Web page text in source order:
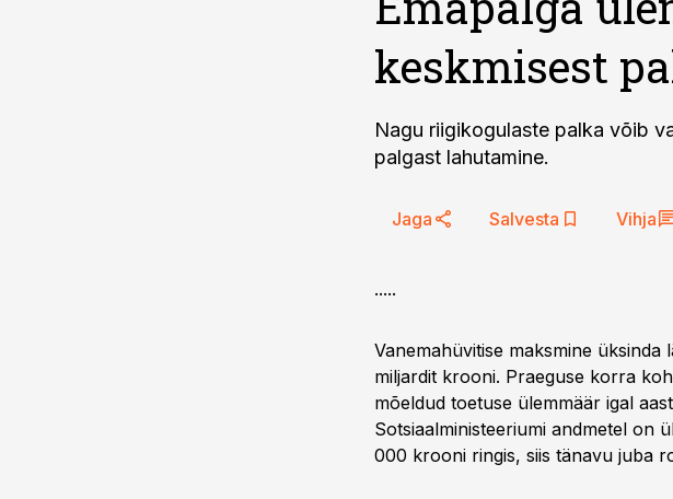
keskmisest
Nagu riigikogulaste palka võib
palgast lahutamine.
Jaga Salvesta Vihja
.....
Vanemahüvitise maksmine üksinda
miljardit krooni. Praeguse korra
mõeldud toetuse ülemmäär igal
Sotsiaalministeeriumi andmetel on
000 krooni ringis, siis tänavu juba